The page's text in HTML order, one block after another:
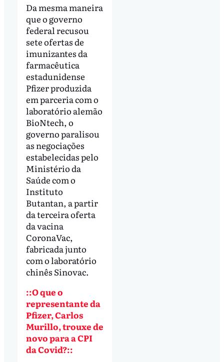
Da mesma maneira
que o governo
federal recusou
sete ofertas de
imunizantes da
farmacêutica
estadunidense
Pfizer produzida
em parceria com o
laboratório alemão
BioNtech, o
governo paralisou
as negociações
estabelecidas pelo
Ministério da
Saúde com o
Instituto
Butantan, a partir
da terceira oferta
da vacina
CoronaVac,
fabricada junto
com o laboratório
chinês Sinovac.
::O que o
representante da
Pfizer, Carlos
Murillo, trouxe de
novo para a CPI
da Covid?::